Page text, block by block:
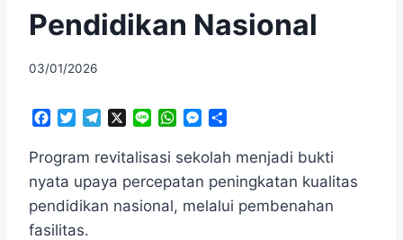
Pendidikan Nasional
By
03/01/2026
c
e
b
o
o
i
t
e
r
l
g
r
n
W
a
s
A
M
s
e
n
a
e
Program revitalisasi sekolah menjadi bukti
nyata upaya percepatan peningkatan kualitas
pendidikan nasional, melalui pembenahan
fasilitas.